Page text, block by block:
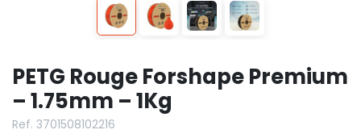
PETG Rouge Forshape Premium
– 1.75mm – 1Kg
Ref. 3701508102216